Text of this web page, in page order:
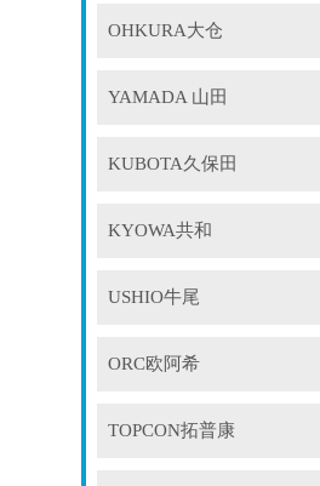
OHKURA大仓
YAMADA 山田
KUBOTA久保田
KYOWA共和
USHIO牛尾
ORC欧阿希
TOPCON拓普康